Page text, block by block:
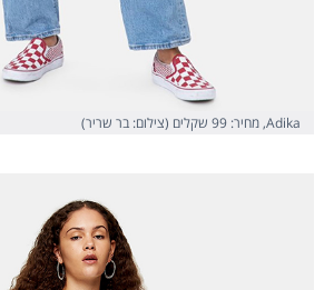
Adika, מחיר: 99 שקלים (צילום: בר שריר)